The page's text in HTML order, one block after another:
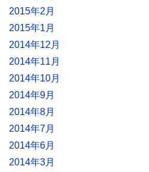
2015年2月
2015年1月
2014年12月
2014年11月
2014年10月
2014年9月
2014年8月
2014年7月
2014年6月
2014年3月